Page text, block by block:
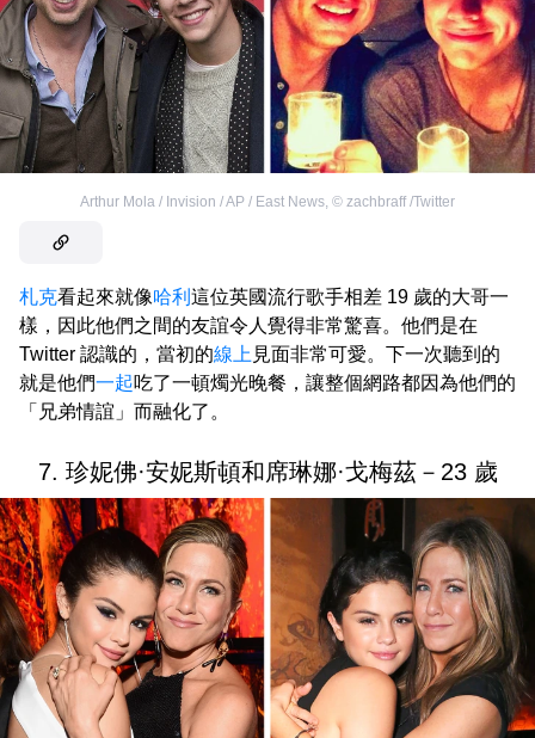
Arthur Mola / Invision / AP / East News, © zachbraff /Twitter
札克看起來就像哈利 這位英國流行歌手相差 19 歲的大哥一
樣，因此他們之間的友誼令人覺得非常驚喜。他們是在
Twitter 認識的，當初的線上 見面非常可愛。下一次聽到的
就是他們一起吃了一頓燭光晚餐，讓整個網路都因為他們的
「兄弟情誼」而融化了。
7. 珍妮佛·安妮斯頓和席琳娜·戈梅茲－23 歲